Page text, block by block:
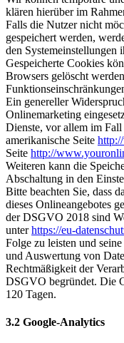
klären hierüber im
Falls die Nutzer nicht
gespeichert werden,
den Systemeinstellungen
Gespeicherte Cookies
Browsers gelöscht
Ein genereller
Onlinemarketing
Dienste, vor allem im
amerikanische Seite
Seite http://
Weiteren kann die
Abschaltung in den
Bitte beachten Sie, dass
dieses Onlineangebotes
der DSGVO 2018 sind
unterhttps://eu-
Folge zu leisten und
und Auswertung von
Rechtmäßigkeit der
DSGVO begründet. Die
120 Tagen.
3.2 Google-Analytics